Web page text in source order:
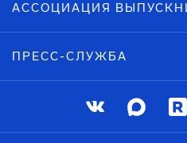
АССОЦИАЦИЯ
ПРЕСС-СЛУЖБА